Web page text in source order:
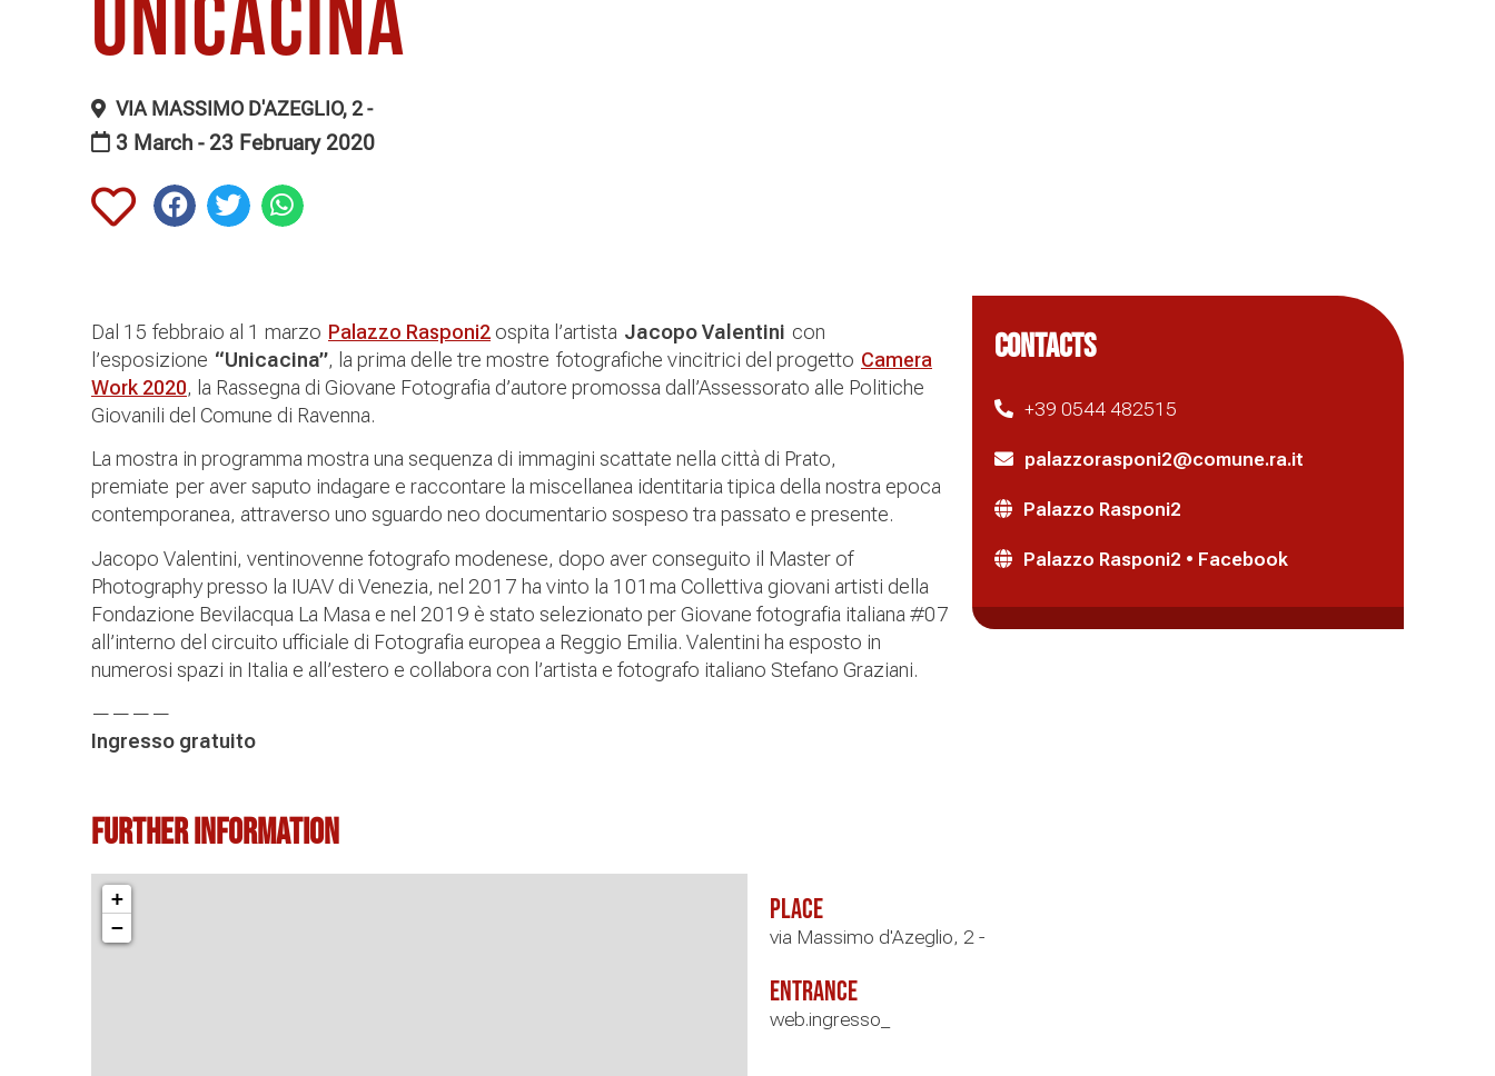
Unicacina
VIA MASSIMO D'AZEGLIO, 2 -
3 March - 23 February 2020
Dal 15 febbraio al 1 marzo Palazzo Rasponi2 ospita l’artista Jacopo Valentini con
l’esposizione “Unicacina”, la prima delle tre mostre fotografiche vincitrici del progetto Camera
Work 2020, la Rassegna di Giovane Fotografia d’autore promossa dall’Assessorato alle Politiche
Giovanili del Comune di Ravenna.
La mostra in programma mostra una sequenza di immagini scattate nella città di Prato,
premiate per aver saputo indagare e raccontare la miscellanea identitaria tipica della nostra epoca
contemporanea, attraverso uno sguardo neo documentario sospeso tra passato e presente.
Jacopo Valentini, ventinovenne fotografo modenese, dopo aver conseguito il Master of
Photography presso la IUAV di Venezia, nel 2017 ha vinto la 101ma Collettiva giovani artisti della
Fondazione Bevilacqua La Masa e nel 2019 è stato selezionato per Giovane fotografia italiana #07
all’interno del circuito ufficiale di Fotografia europea a Reggio Emilia. Valentini ha esposto in
numerosi spazi in Italia e all’estero e collabora con l’artista e fotografo italiano Stefano Graziani.
————
Ingresso gratuito
CONTACTS
+39 0544 482515
palazzorasponi2@comune.ra.it
Palazzo Rasponi2
Palazzo Rasponi2 • Facebook
Further information
+
−
Place
via Massimo d'Azeglio, 2 -
Entrance
web.ingresso_